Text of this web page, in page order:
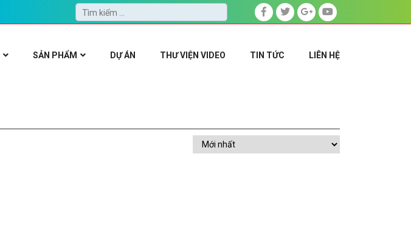
SẢN PHẨM DỰ ÁN THƯ VIỆN VIDEO TIN TỨC LIÊN HỆ